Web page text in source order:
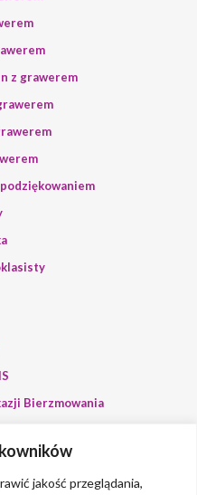
jakość przeglądania,
z grawerem
Bierzmowania